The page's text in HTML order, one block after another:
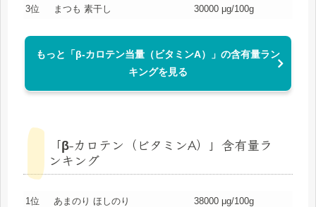
3位
まつも 素干し 30000 μg/100g
もっと「β-カロテン当量（ビタミンA）」の含有量ラン
キングを見る
「β-カロテン（ビタミンA）」含有量ラ
ンキング
1位 あまのり ほしのり
38000 μg/100g